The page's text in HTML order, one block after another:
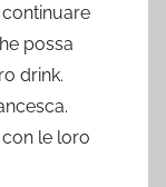
continuare
possa
drink.
le loro